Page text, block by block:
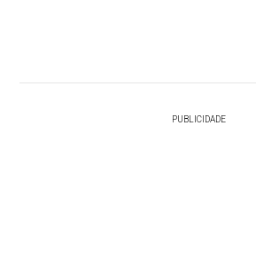
PUBLICIDADE